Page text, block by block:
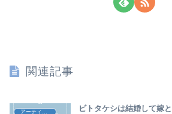
関連記事
ビトタケシは結婚して嫁